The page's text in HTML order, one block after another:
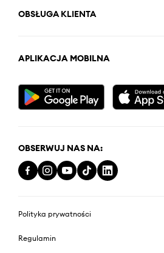
OBSŁUGA KLIENTA
APLIKACJA MOBILNA
OBSERWUJ NAS NA:
Polityka prywatności
Regulamin